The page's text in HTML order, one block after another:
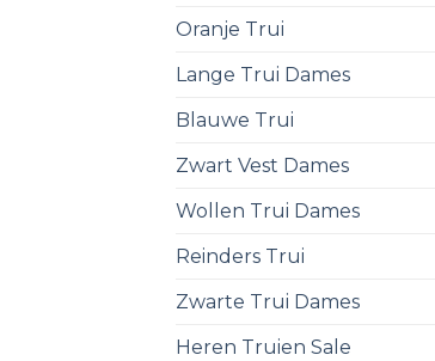
Oranje Trui
Lange Trui Dames
Blauwe Trui
Zwart Vest Dames
Wollen Trui Dames
Reinders Trui
Zwarte Trui Dames
Heren Truien Sale